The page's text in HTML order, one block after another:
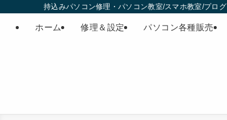
持込みパソコン修理・パソコン教室/スマホ教室/プロ
ホーム 修理＆設定 パソコン各種販売